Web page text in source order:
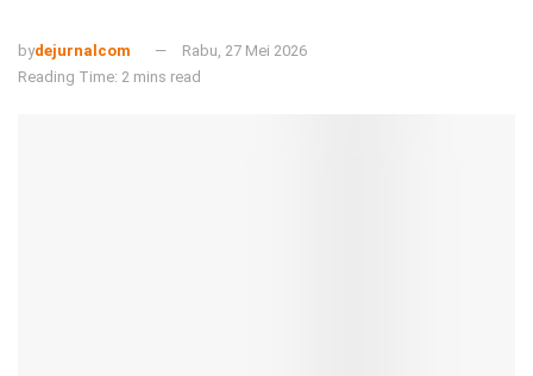
bydejurnalcom
Rabu, 27 Mei 2026
Reading Time: 2 mins read